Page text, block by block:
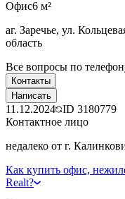
Офис6 м²
аг. Заречье, ул.
область
Все вопросы по
Контакты
Написать
11.12.2024 ID 3180779
Контактное лицо
недалеко от г.
Как купить офис,
Realt?